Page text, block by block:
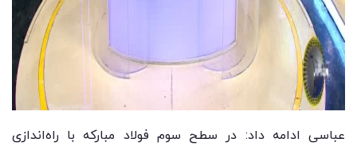
عباسی ادامه داد: در سطح سوم فولاد مبارکه با راه‌اندازی